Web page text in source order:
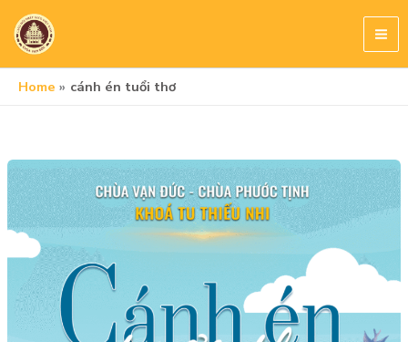
content
Home
cánh én tuổi thơ